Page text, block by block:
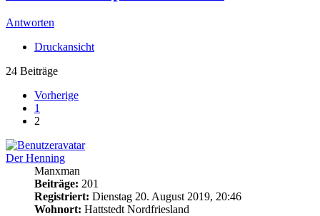
Antworten
Druckansicht
24 Beiträge
Vorherige
1
2
Der Henning
Manxman
Beiträge: 201
Registriert: Dienstag 20. August 2019, 20:46
Wohnort: Hattstedt Nordfriesland